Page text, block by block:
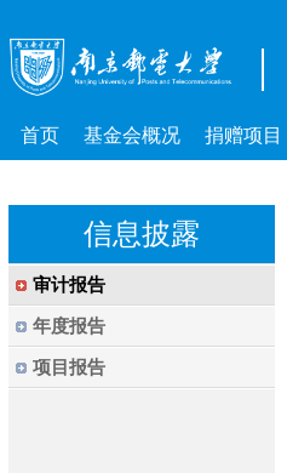
首页 基金会概况 捐赠项目
信息披露
审计报告
年度报告
项目报告